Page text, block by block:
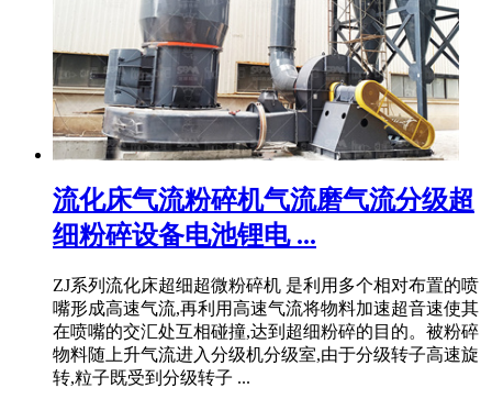
流化床气流粉碎机气流磨气流分级超
细粉碎设备电池锂电 ...
ZJ系列流化床超细超微粉碎机 是利用多个相对布置的喷
嘴形成高速气流,再利用高速气流将物料加速超音速使其
在喷嘴的交汇处互相碰撞,达到超细粉碎的目的。被粉碎
物料随上升气流进入分级机分级室,由于分级转子高速旋
转,粒子既受到分级转子 ...